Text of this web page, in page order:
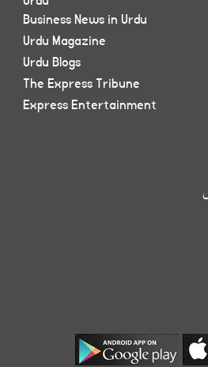
Business News in Urdu
Urdu Magazine
Urdu Blogs
The Express Tribune
Express Entertainment